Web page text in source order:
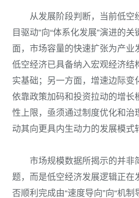
从发展阶段判断，当前低空
目驱动”向“体系化发展”演进的
面，市场容量的快速扩张为产业
低空经济已具备纳入宏观经济结
实基础；另一方面，增速边际变
依靠政策加码和投资拉动的增长
性上限，亟须通过制度优化和治
动其向更具内生动力的发展模式
市场规模数据所揭示的并非
题，而是低空经济发展逻辑正在
否顺利完成由“速度导向”向“机制